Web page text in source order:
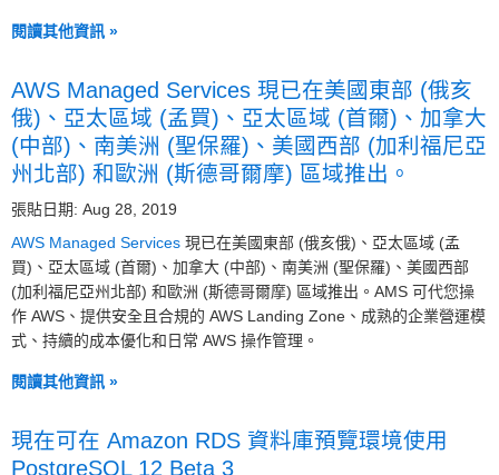
閱讀其他資訊 »
AWS Managed Services 現已在美國東部 (俄亥
俄)、亞太區域 (孟買)、亞太區域 (首爾)、加拿大
(中部)、南美洲 (聖保羅)、美國西部 (加利福尼亞
州北部) 和歐洲 (斯德哥爾摩) 區域推出。
張貼日期: Aug 28, 2019
AWS Managed Services 現已在美國東部 (俄亥俄)、亞太區域 (孟
買)、亞太區域 (首爾)、加拿大 (中部)、南美洲 (聖保羅)、美國西部
(加利福尼亞州北部) 和歐洲 (斯德哥爾摩) 區域推出。AMS 可代您操
作 AWS、提供安全且合規的 AWS Landing Zone、成熟的企業營運模
式、持續的成本優化和日常 AWS 操作管理。
閱讀其他資訊 »
現在可在 Amazon RDS 資料庫預覽環境使用
PostgreSQL 12 Beta 3